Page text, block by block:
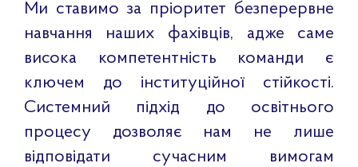
Ми ставимо за пріоритет безперервне
навчання наших фахівців, адже саме
висока компетентність команди є
ключем до інституційної стійкості.
Системний підхід до освітнього
процесу дозволяє нам не лише
відповідати сучасним вимогам